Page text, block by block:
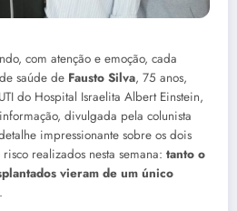
com atenção e emoção, cada
saúde de Fausto Silva, 75 anos,
do Hospital Israelita Albert Einstein,
divulgada pela colunista
impressionante sobre os dois
realizados nesta semana: tanto o
vieram de um único
.